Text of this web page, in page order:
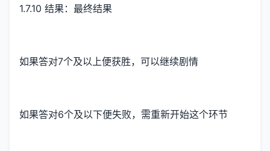
1.7.10 结果：最终结果
如果答对7个及以上便获胜，可以继续剧情
如果答对6个及以下便失败，需重新开始这个环节